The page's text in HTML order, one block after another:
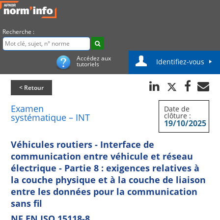
Recherche :
Accédez aux
tutoriels Identifiez-vous
< Retour
Examen
systématique – INT
Date de
clôture :
19/10/2025
Véhicules routiers - Interface de
communication entre véhicule et réseau
électrique - Partie 8 : exigences relatives à
la couche physique et à la couche de liaison
entre les données pour la communication
sans fil